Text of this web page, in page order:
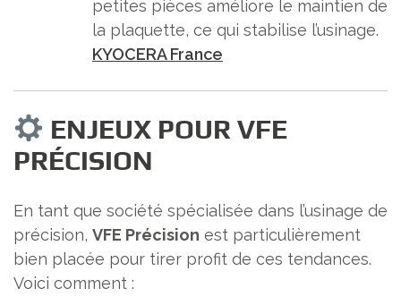
petites pièces améliore le maintien de
la plaquette, ce qui stabilise l’usinage.
KYOCERA France
ENJEUX POUR VFE
PRÉCISION
En tant que société spécialisée dans l’usinage de
précision, VFE Précision est particulièrement
bien placée pour tirer profit de ces tendances.
Voici comment :